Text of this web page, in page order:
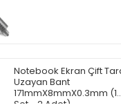
Notebook Ekran Çift
Uzayan Bant
171mmX8mmX0.3mm (1
Set - 2 Adet)